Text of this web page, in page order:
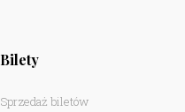
Bilety
Sprzedaż biletów